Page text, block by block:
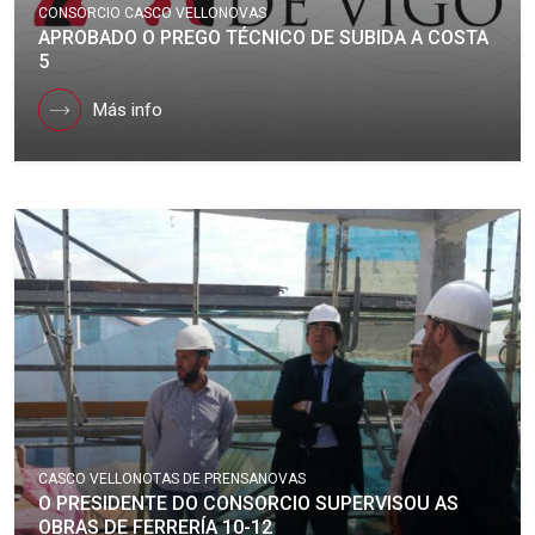
CONSORCIO CASCO VELLO NOVAS
APROBADO O PREGO TÉCNICO DE SUBIDA A COSTA
5
Más info
CASCO VELLO NOTAS DE PRENSANOVAS
O PRESIDENTE DO CONSORCIO SUPERVISOU AS
OBRAS DE FERRERÍA 10-12